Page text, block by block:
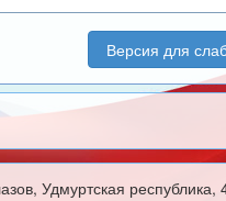
Версия для
Удмуртская республика,